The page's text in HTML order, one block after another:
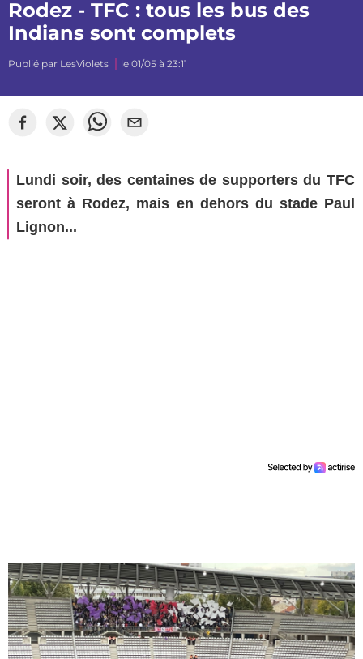
Rodez - TFC : tous les bus des
Indians sont complets
Publié par LesViolets le 01/05 à 23:11
Lundi soir, des centaines de supporters du TFC
seront à Rodez, mais en dehors du stade Paul
Lignon...